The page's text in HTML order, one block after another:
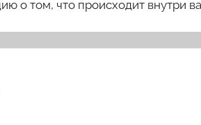
о том, что происходит внутри